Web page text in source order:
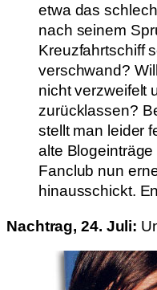
etwa das
nach seinem
Kreuzfahrtschiff
verschwand?
nicht verzweifelt
zurücklassen?
stellt man leider
alte
Fanclub nun
hinausschickt.
Nachtrag, 24. Juli: